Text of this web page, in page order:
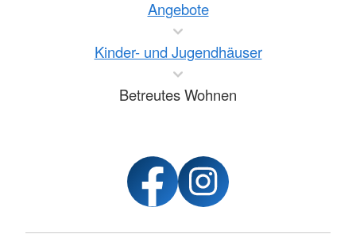
Angebote
Kinder- und Jugendhäuser
Betreutes Wohnen